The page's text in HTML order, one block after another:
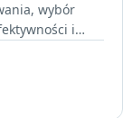
wybór
i